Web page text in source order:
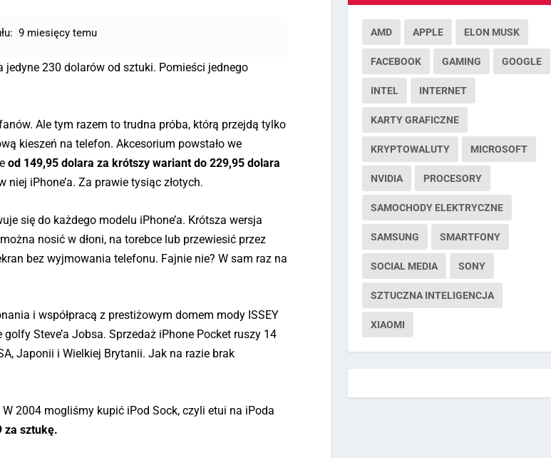
9 miesięcy temu
jedyne 230 dolarów od sztuki. Pomieści jednego
Ale tym razem to trudna próba, którą przejdą tylko
kieszeń na telefon. Akcesorium powstało we
od 149,95 dolara za krótszy wariant do 229,95 dolara
iPhone’a. Za prawie tysiąc złotych.
się do każdego modelu iPhone’a. Krótsza wersja
nosić w dłoni, na torebce lub przewiesić przez
bez wyjmowania telefonu. Fajnie nie? W sam raz na
i współpracą z prestiżowym domem mody ISSEY
Steve’a Jobsa. Sprzedaż iPhone Pocket ruszy 14
Japonii i Wielkiej Brytanii. Jak na razie brak
2004 mogliśmy kupić iPod Sock, czyli etui na iPoda
za sztukę.
AMD APPLE ELON MUSK
FACEBOOK GAMING GOOGLE
INTEL INTERNET
KARTY GRAFICZNE
KRYPTOWALUTY MICROSOFT
NVIDIA PROCESORY
SAMOCHODY ELEKTRYCZNE
SAMSUNG SMARTFONY
SOCIAL MEDIA SONY
SZTUCZNA INTELIGENCJA
XIAOMI